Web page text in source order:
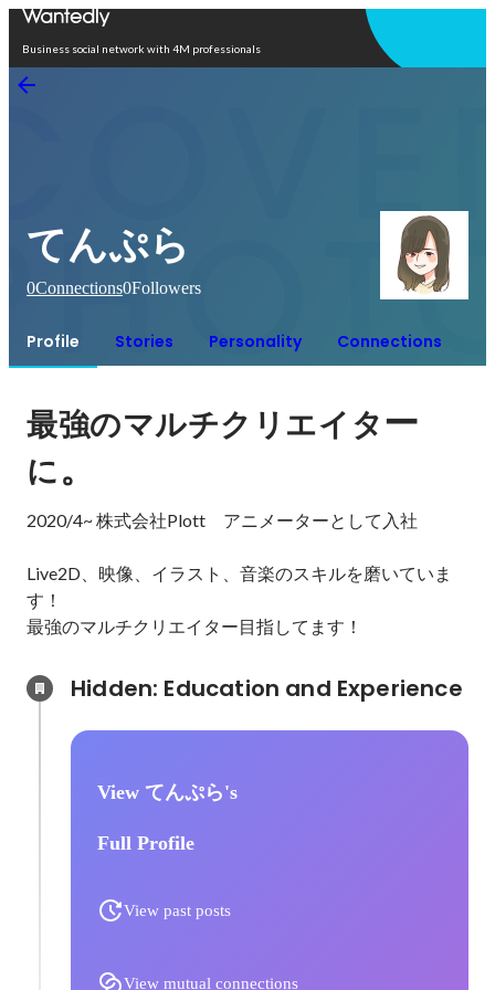
Business social network with 4M professionals
てんぷら
0Connections0Followers
Profile Stories Personality Connections
最強のマルチクリエイター
に。
2020/4~ 株式会社Plott　アニメーターとして入社
Live2D、映像、イラスト、音楽のスキルを磨いていま
す！
最強のマルチクリエイター目指してます！
View てんぷら's
Full Profile
View past posts
View mutual connections